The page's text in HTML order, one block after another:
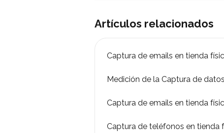
Artículos relacionados
Captura de emails en tienda
Medición de la Captura de
Captura de emails en tienda
Captura de teléfonos en tienda